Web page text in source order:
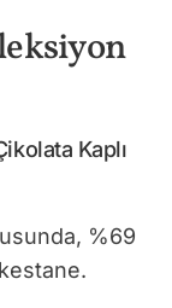
Kaplı
%69